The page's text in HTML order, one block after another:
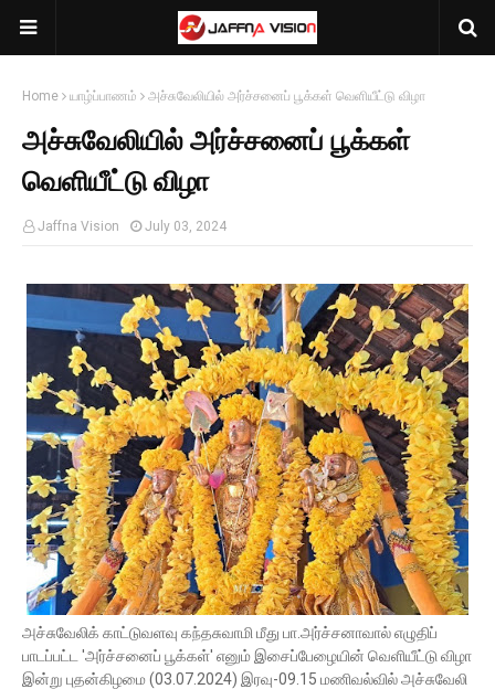
Home யாழ்ப்பாணம் அச்சுவேலியில் அர்ச்சனைப் பூக்கள் வெளியீட்டு விழா
அச்சுவேலியில் அர்ச்சனைப் பூக்கள்
வெளியீட்டு விழா
Jaffna Vision July 03, 2024
அச்சுவேலிக் காட்டுவளவு கந்தசுவாமி மீது பா.அர்ச்சனாவால் எழுதிப்
பாடப்பட்ட 'அர்ச்சனைப் பூக்கள்' எனும் இசைப்பேழையின் வெளியீட்டு விழா
இன்று புதன்கிழமை (03.07.2024) இரவு-09.15 மணிவல்வில் அச்சுவேலி